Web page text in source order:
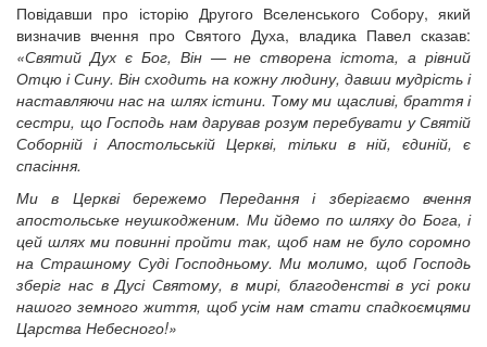
Повідавши про історію Другого Вселенського Собору, який
визначив вчення про Святого Духа, владика Павел сказав:
«Святий Дух є Бог, Він — не створена істота, а рівний
Отцю і Сину. Він сходить на кожну людину, давши мудрість і
наставляючи нас на шлях істини. Тому ми щасливі, браття і
сестри, що Господь нам дарував розум перебувати у Святій
Соборній і Апостольській Церкві, тільки в ній, єдиній, є
спасіння.
Ми в Церкві бережемо Передання і зберігаємо вчення
апостольське неушкодженим. Ми йдемо по шляху до Бога, і
цей шлях ми повинні пройти так, щоб нам не було соромно
на Страшному Суді Господньому. Ми молимо, щоб Господь
зберіг нас в Дусі Святому, в мирі, благоденстві в усі роки
нашого земного життя, щоб усім нам стати спадкоємцями
Царства Небесного!»